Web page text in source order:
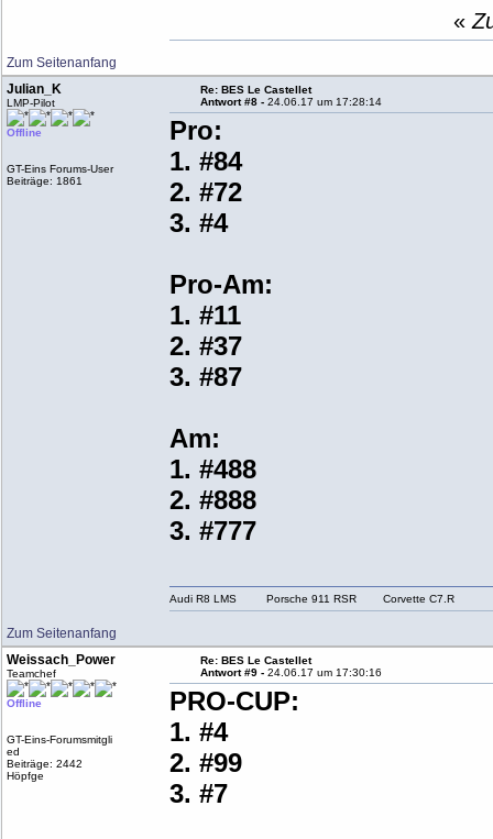
Zum Seitenanfang
«
Julian_K
LMP-Pilot
Offline
GT-Eins Forums-User
Beiträge: 1861
Re: BES Le Castellet
Antwort #8 -24.06.17 um 17:28:14
Pro:
1. #84
2. #72
3. #4
Pro-Am:
1. #11
2. #37
3. #87
Am:
1. #488
2. #888
3. #777
Zum Seitenanfang
Audi R8 LMS Porsche 911 RSR Corvette C7.R
Weissach_Power
Teamchef
Offline
GT-Eins-Forumsmitgli
ed
Beiträge: 2442
Höpfge
Re: BES Le Castellet
Antwort #9 -24.06.17 um 17:30:16
PRO-CUP:
1. #4
2. #99
3. #7